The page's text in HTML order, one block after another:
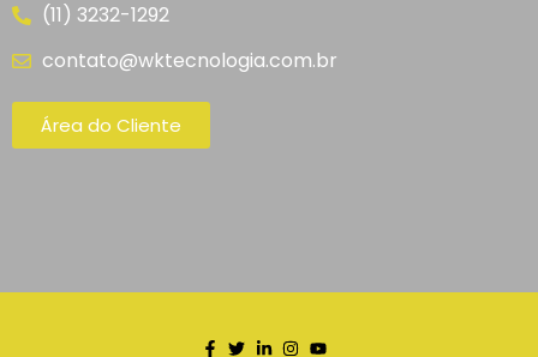
(11) 3232-1292
contato@wktecnologia.com.br
Área do Cliente